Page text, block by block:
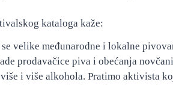
kataloga kaže:
velike međunarodne i lokalne
prodavačice piva i obećanja
više i više alkohola. Pratimo aktivista